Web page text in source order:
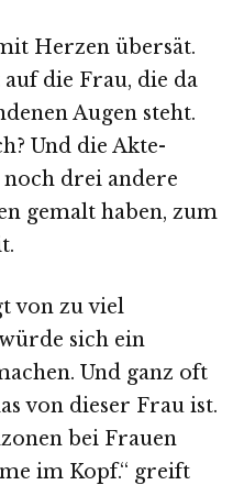
Herzen übersät.
die Frau, die da
Augen steht.
Und die Akte-
drei andere
gemalt haben, zum
von zu viel
sich ein
Und ganz oft
von dieser Frau ist.
bei Frauen
im Kopf.“ greift